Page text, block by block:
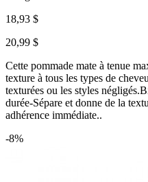
18,93 $
20,99 $
Cette pommade mate à tenue
texture à tous les types de
texturées ou les styles
durée-Sépare et donne de la
adhérence immédiate..
-8%